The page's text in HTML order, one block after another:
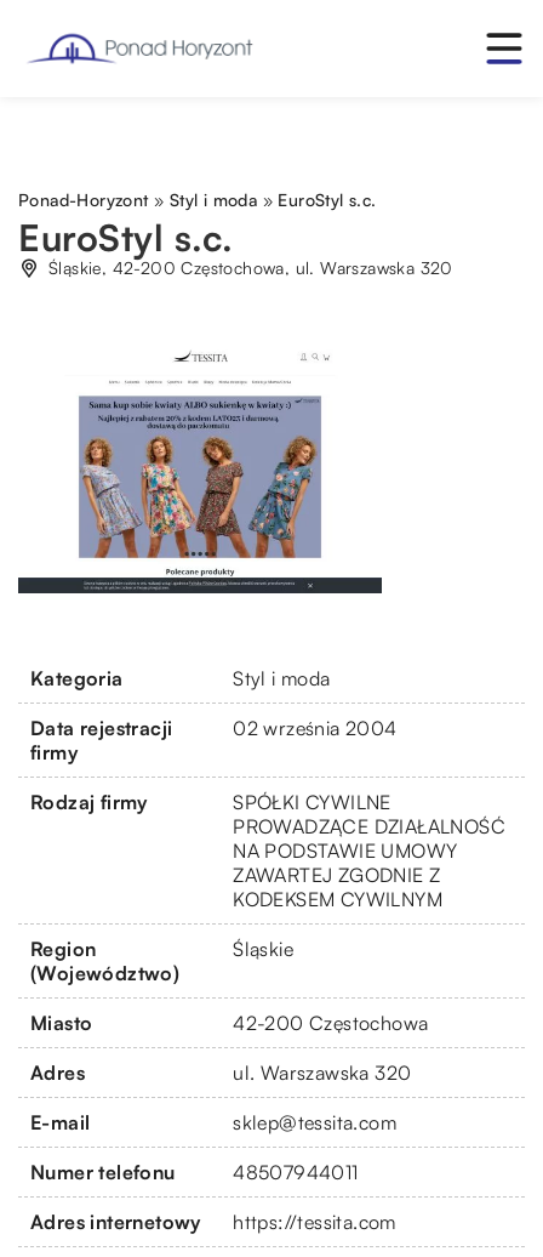
Ponad-Horyzont» Styl i moda » EuroStyl s.c.
EuroStyl s.c.
Śląskie, 42-200 Częstochowa, ul. Warszawska 320
Kategoria Styl i moda
Data rejestracji
firmy
02 września 2004
Rodzaj firmy
SPÓŁKI CYWILNE
PROWADZĄCE DZIAŁALNOŚĆ
NA PODSTAWIE UMOWY
ZAWARTEJ ZGODNIE Z
KODEKSEM CYWILNYM
Region
(Województwo)
Śląskie
Miasto 42-200 Częstochowa
Adres ul. Warszawska 320
E-mail sklep@tessita.com
Numer telefonu 48507944011
Adres internetowy https://tessita.com